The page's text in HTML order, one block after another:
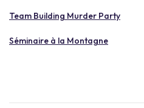
Team Building Murder Party
Séminaire à la Montagne